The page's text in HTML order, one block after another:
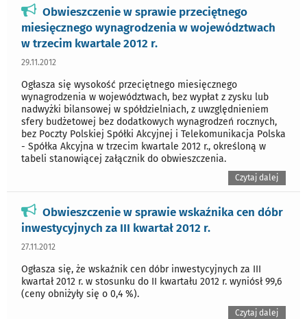
Obwieszczenie w sprawie przeciętnego
miesięcznego wynagrodzenia w województwach
w trzecim kwartale 2012 r.
29.11.2012
Ogłasza się wysokość przeciętnego miesięcznego
wynagrodzenia w województwach, bez wypłat z zysku lub
nadwyżki bilansowej w spółdzielniach, z uwzględnieniem
sfery budżetowej bez dodatkowych wynagrodzeń rocznych,
bez Poczty Polskiej Spółki Akcyjnej i Telekomunikacja Polska
- Spółka Akcyjna w trzecim kwartale 2012 r., określoną w
tabeli stanowiącej załącznik do obwieszczenia.
Czytaj dalej
Obwieszczenie w sprawie wskaźnika cen dóbr
inwestycyjnych za III kwartał 2012 r.
27.11.2012
Ogłasza się, że wskaźnik cen dóbr inwestycyjnych za III
kwartał 2012 r. w stosunku do II kwartału 2012 r. wyniósł 99,6
(ceny obniżyły się o 0,4 %).
Czytaj dalej